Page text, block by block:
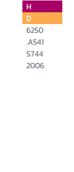
H
D
6250
.A541
S744
2006